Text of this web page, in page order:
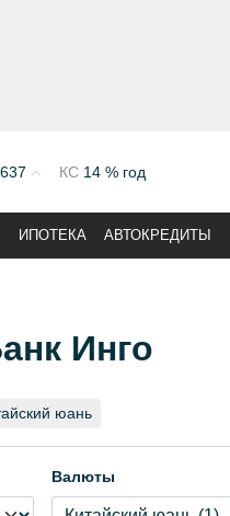
КС 14 % год
ИПОТЕКА АВТОКРЕДИТЫ
Инго
юань
Валюты